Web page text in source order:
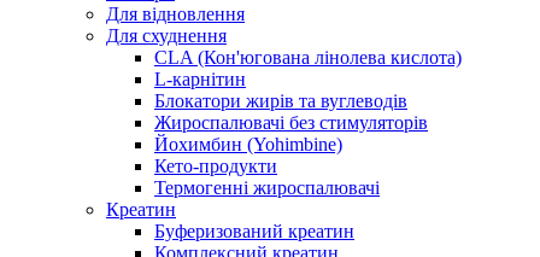
Для відновлення
Для схуднення
CLA (Кон'югована лінолева кислота)
L-карнітин
Блокатори жирів та вуглеводів
Жироспалювачі без стимуляторів
Йохимбин (Yohimbine)
Кето-продукти
Термогенні жироспалювачі
Креатин
Буферизований креатин
Комплексний креатин